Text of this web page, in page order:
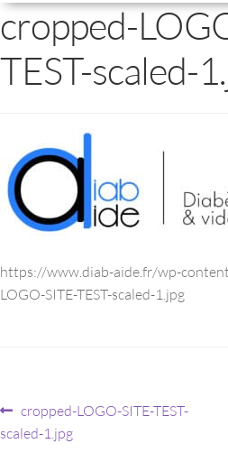
cropped-
TEST-scaled-
https://www.diab-aide.fr/wp-
LOGO-SITE-TEST-scaled-1.jpg
cropped-LOGO-SITE-TEST-
scaled-1.jpg